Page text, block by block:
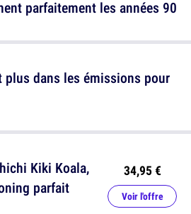
parfaitement les années 90
Kiki Koala,
parfait
34,95 €
Voir l'offre
plus dans les émissions pour